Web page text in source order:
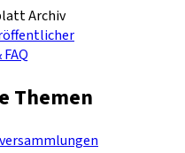
Archiv
Themen